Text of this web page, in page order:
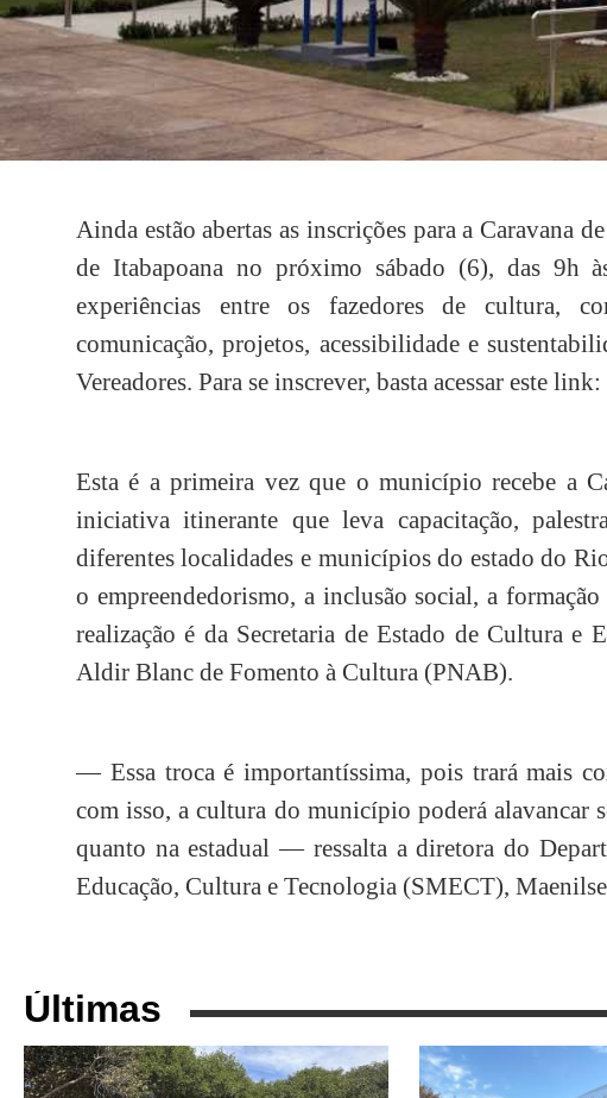
Ainda estão abertas as inscrições para a Caravana
de Itabapoana no próximo sábado (6), das 9h
experiências entre os fazedores de cultura,
comunicação, projetos, acessibilidade e
Vereadores. Para se inscrever, basta acessar este link:
Esta é a primeira vez que o município recebe a
iniciativa itinerante que leva capacitação,
diferentes localidades e municípios do estado do
o empreendedorismo, a inclusão social, a
realização é da Secretaria de Estado de Cultura
Aldir Blanc de Fomento à Cultura (PNAB).
— Essa troca é importantíssima, pois trará mais
com isso, a cultura do município poderá alavancar
quanto na estadual — ressalta a diretora do
Educação, Cultura e Tecnologia (SMECT),
Últimas